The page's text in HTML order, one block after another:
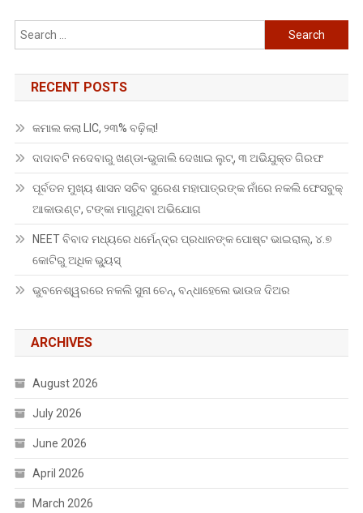
Search
for:
RECENT POSTS
କମାଲ କଲା LIC, ୨୩% ବଢ଼ିଲା!
ଦାଦାବଟି ନଦେବାରୁ ଖଣ୍ଡା-ଭୁଜାଲି ଦେଖାଇ ଲୁଟ୍, ୩ ଅଭିଯୁକ୍ତ ଗିରଫ
ପୂର୍ବତନ ମୁଖ୍ୟ ଶାସନ ସଚିବ ସୁରେଶ ମହାପାତ୍ରଙ୍କ ନାଁରେ ନକଲି ଫେସବୁକ୍
ଆକାଉଣ୍ଟ, ଟଙ୍କା ମାଗୁଥିବା ଅଭିଯୋଗ
NEET ବିବାଦ ମଧ୍ୟରେ ଧର୍ମେନ୍ଦ୍ର ପ୍ରଧାନଙ୍କ ପୋଷ୍ଟ ଭାଇରାଲ୍, ୪.୭
କୋଟିରୁ ଅଧିକ ଭ୍ୟୁସ୍
ଭୁବନେଶ୍ୱରରେ ନକଲି ସୁନା ଚେନ୍, ବନ୍ଧାହେଲେ ଭାଉଜ ଦିଅର
ARCHIVES
August 2026
July 2026
June 2026
April 2026
March 2026